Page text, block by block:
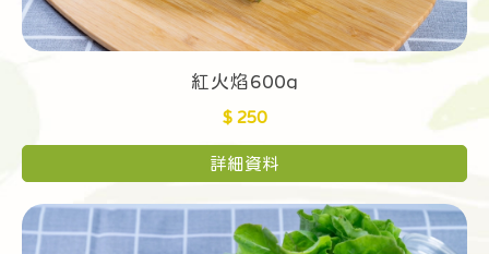
紅火焰600g
$ 250
詳細資料